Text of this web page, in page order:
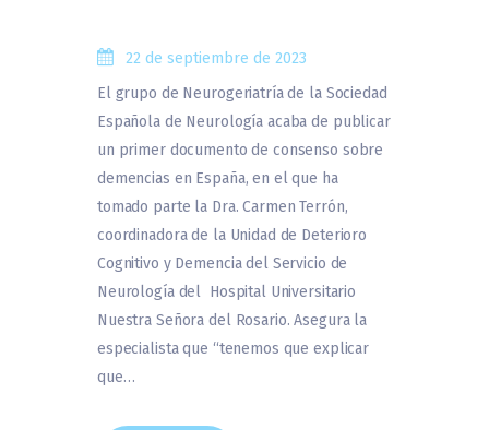
22 de septiembre de 2023
El grupo de Neurogeriatría de la Sociedad
Española de Neurología acaba de publicar
un primer documento de consenso sobre
demencias en España, en el que ha
tomado parte la Dra. Carmen Terrón,
coordinadora de la Unidad de Deterioro
Cognitivo y Demencia del Servicio de
Neurología del Hospital Universitario
Nuestra Señora del Rosario​. Asegura la
especialista que “tenemos que explicar
que…